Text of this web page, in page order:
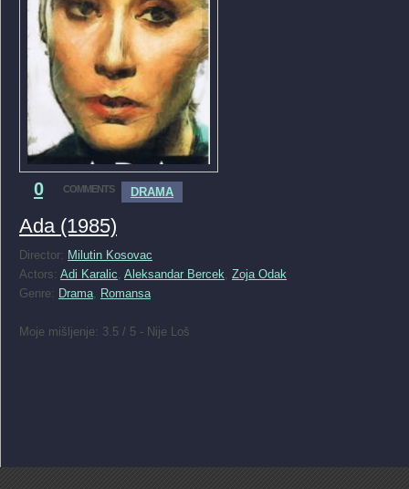
0 COMMENTS DRAMA
Ada (1985)
Director: Milutin Kosovac
Actors: Adi Karalic, Aleksandar Bercek, Zoja Odak
Genre: Drama, Romansa
Moje mišljenje: 3.5 / 5 - Nije Loš